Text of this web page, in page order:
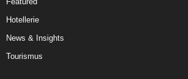
Hotellerie
News & Insights
Tourismus